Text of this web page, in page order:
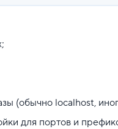
(обычно localhost,
для портов и